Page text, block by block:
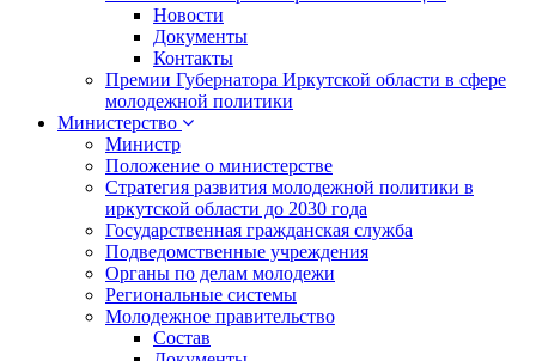
Новости
Документы
Контакты
Премии Губернатора Иркутской области в сфере
молодежной политики
Министерство
Министр
Положение о министерстве
Стратегия развития молодежной политики в
иркутской области до 2030 года
Государственная гражданская служба
Подведомственные учреждения
Органы по делам молодежи
Региональные системы
Молодежное правительство
Состав